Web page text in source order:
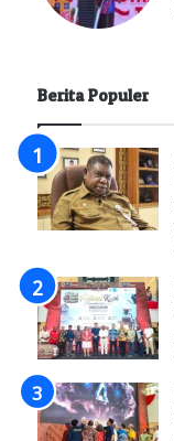
Berita Populer